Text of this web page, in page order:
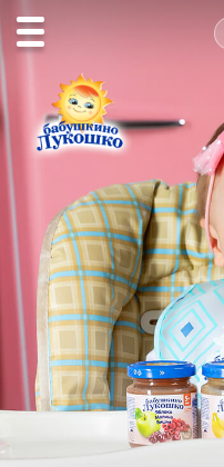
Польза
в каждой
ложке!